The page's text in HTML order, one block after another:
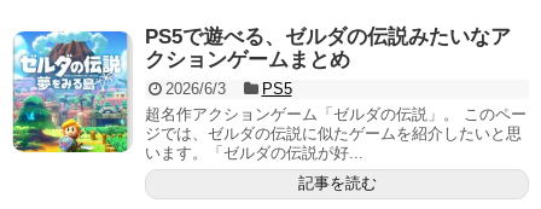
PS5で遊べる、ゼルダの伝説みたいなア
クションゲームまとめ
2026/6/3
PS5
超名作アクションゲーム「ゼルダの伝説」。 このペー
ジでは、ゼルダの伝説に似たゲームを紹介したいと思
います。「ゼルダの伝説が好...
記事を読む